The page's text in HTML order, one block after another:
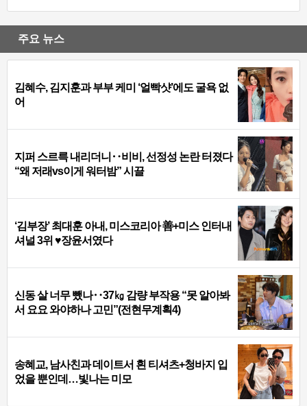
주요 뉴스
김혜수, 김지훈과 부부 케미 ‘얼빡샷’에도 굴욕 없
어
지퍼 스르륵 내리더니‥비비, 선정성 논란 터졌다
“왜 저래vs이게 워터밤” 시끌
‘김부장’ 최대훈 아내, 미스코리아 善+미스 인터내
셔널 3위 ♥장윤서였다
신동 살 너무 뺐나‥37㎏ 감량 부작용 “못 알아봐
서 요요 와야하나 고민”(전현무계획4)
송혜교, 남사친과 데이트서 흰 티셔츠+청바지 입
었을 뿐인데…빛나는 미모